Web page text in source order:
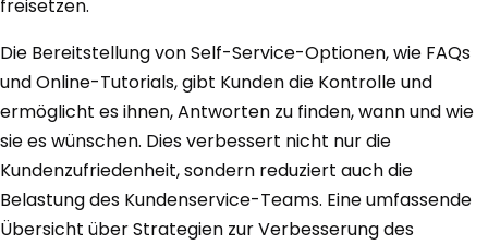
freisetzen.
Die Bereitstellung von Self-Service-Optionen, wie FAQs
und Online-Tutorials, gibt Kunden die Kontrolle und
ermöglicht es ihnen, Antworten zu finden, wann und wie
sie es wünschen. Dies verbessert nicht nur die
Kundenzufriedenheit, sondern reduziert auch die
Belastung des Kundenservice-Teams. Eine umfassende
Übersicht über Strategien zur Verbesserung des